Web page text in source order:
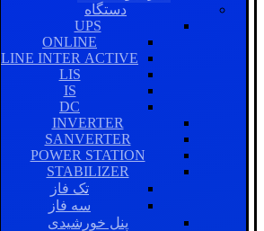
دستگاه
UPS
ONLINE
LINE INTER ACTIVE
LIS
IS
DC
INVERTER
SANVERTER
POWER STATION
STABILIZER
تک فاز
سه فاز
پنل خورشیدی